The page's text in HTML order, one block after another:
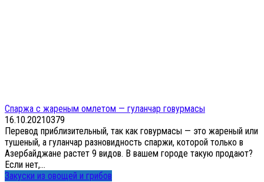
Спаржа с жареным омлетом — гуланчар говурмасы
16.10.20210379
Перевод приблизительный, так как говурмасы — это жареный или
тушеный, а гуланчар разновидность спаржи, которой только в
Азербайджане растет 9 видов. В вашем городе такую продают?
Если нет,...
Закуски из овощей и грибов